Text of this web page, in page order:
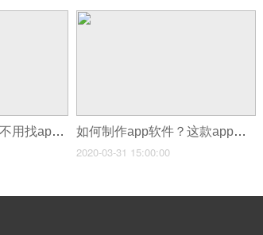
手机app如何开发？不用找app开发公司，5步自己制作app 如何制作app软件？这款app开发工具，让普通人也能制作app ，附教程
2020-03-31 15:00:00